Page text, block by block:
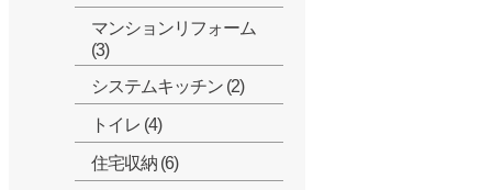
マンションリフォーム
(3)
システムキッチン (2)
トイレ (4)
住宅収納 (6)